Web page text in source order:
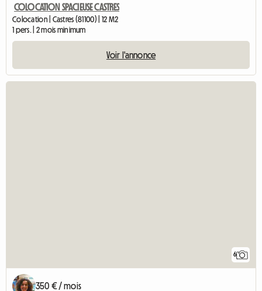
COLOCATION SPACIEUSE CASTRES
Colocation | Castres (81100) | 12 M2
1 pers. | 2 mois minimum
Voir l'annonce
6
350 € / mois